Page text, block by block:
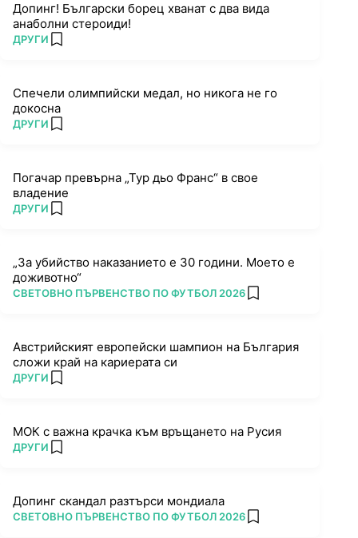
Допинг! Български борец хванат с два вида
анаболни стероиди!
ПОВЕЧЕ ОТ
ДРУГИ add favorites
Спечели олимпийски медал, но никога не го
докосна
ПОВЕЧЕ ОТ
ДРУГИ add favorites
Погачар превърна „Тур дьо Франс“ в свое
владение
ПОВЕЧЕ ОТ
ДРУГИ add favorites
„За убийство наказанието е 30 години. Моето е
доживотно“
ПОВЕЧЕ ОТ
СВЕТОВНО ПЪРВЕНСТВО ПО ФУТБОЛ 2026 add favorites
Австрийският европейски шампион на България
сложи край на кариерата си
ПОВЕЧЕ ОТ
ДРУГИ add favorites
МОК с важна крачка към връщането на Русия
ПОВЕЧЕ ОТ
ДРУГИ add favorites
Допинг скандал разтърси мондиала
ПОВЕЧЕ ОТ
СВЕТОВНО ПЪРВЕНСТВО ПО ФУТБОЛ 2026 add favorites